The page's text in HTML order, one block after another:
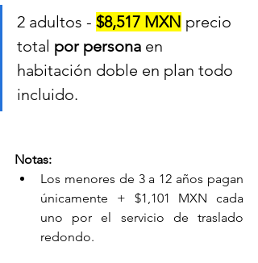
2 adultos - $8,517 MXN precio
total por persona en
habitación doble en plan todo
incluido.
Notas:
Los menores de 3 a 12 años pagan
únicamente + $1,101 MXN cada
uno por el servicio de traslado
redondo.